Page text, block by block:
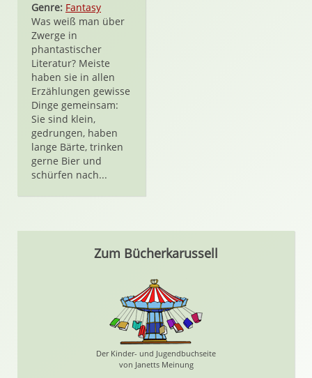
Genre: Fantasy
Was weiß man über
Zwerge in
phantastischer
Literatur? Meiste
haben sie in allen
Erzählungen gewisse
Dinge gemeinsam:
Sie sind klein,
gedrungen, haben
lange Bärte, trinken
gerne Bier und
schürfen nach...
Zum Bücherkarussell
Der Kinder- und Jugendbuchseite
von Janetts Meinung